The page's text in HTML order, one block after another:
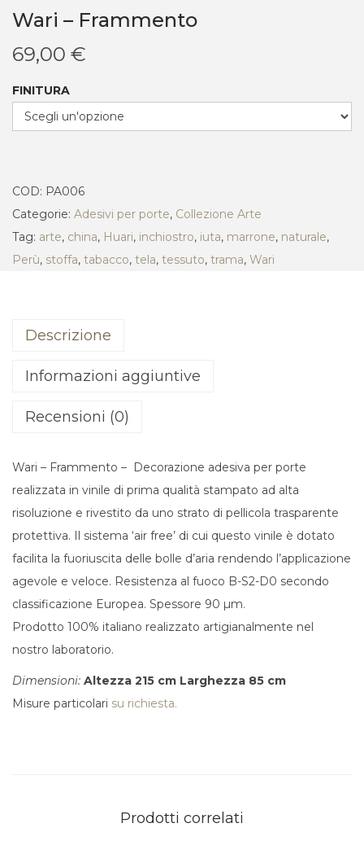
Wari – Frammento
69,00 €
FINITURA
COD: PA006
Categorie: Adesivi per porte, Collezione Arte
Tag: arte, china, Huari, inchiostro, iuta, marrone, naturale,
Perù, stoffa, tabacco, tela, tessuto, trama, Wari
Descrizione
Informazioni aggiuntive
Recensioni (0)
Wari – Frammento – Decorazione adesiva per porte
realizzata in vinile di prima qualità stampato ad alta
risoluzione e rivestito da uno strato di pellicola trasparente
protettiva. Il sistema ‘air free’ di cui questo vinile è dotato
facilita la fuoriuscita delle bolle d’aria rendendo l’applicazione
agevole e veloce. Resistenza al fuoco B-S2-D0 secondo
classificazione Europea. Spessore 90 µm.
Prodotto 100% italiano realizzato artigianalmente nel
nostro laboratorio.
Dimensioni: Altezza 215 cm Larghezza 85 cm
Misure particolari su richiesta.
Prodotti correlati